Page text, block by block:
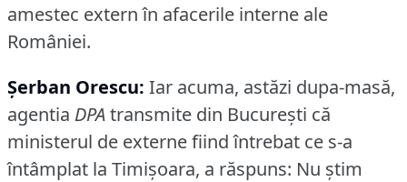
amestec extern în afacerile interne ale
României.
Şerban Orescu: Iar acuma, astăzi dupa-masă,
agentia DPAtransmite din Bucureşti că
ministerul de externe fiind întrebat ce s-a
întâmplat la Timişoara, a răspuns: Nu ştim